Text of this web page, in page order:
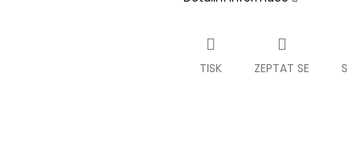
TISK ZEPTAT SE